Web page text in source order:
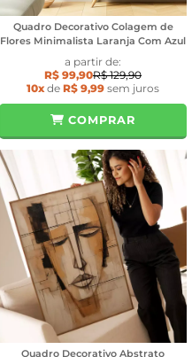
Quadro Decorativo Colagem de
Flores Minimalista Laranja Com Azul
a partir de:
R$ 99,90R$ 129,90
10x de R$ 9,99 sem juros
COMPRAR
Quadro Decorativo Abstrato